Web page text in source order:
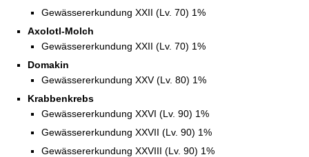
Gewässererkundung XXII (Lv. 70) 1%
Axolotl-Molch
Gewässererkundung XXII (Lv. 70) 1%
Domakin
Gewässererkundung XXV (Lv. 80) 1%
Krabbenkrebs
Gewässererkundung XXVI (Lv. 90) 1%
Gewässererkundung XXVII (Lv. 90) 1%
Gewässererkundung XXVIII (Lv. 90) 1%